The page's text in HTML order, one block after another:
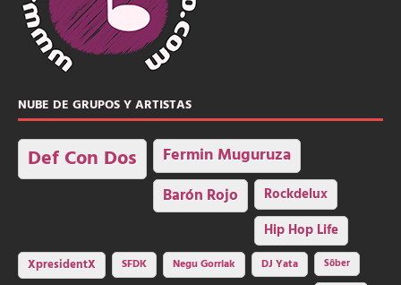
NUBE DE GRUPOS Y ARTISTAS
Def Con Dos Fermin Muguruza
Barón Rojo Rockdelux
Hip Hop Life
XpresidentX SFDK Negu Gorriak DJ Yata
Sôber